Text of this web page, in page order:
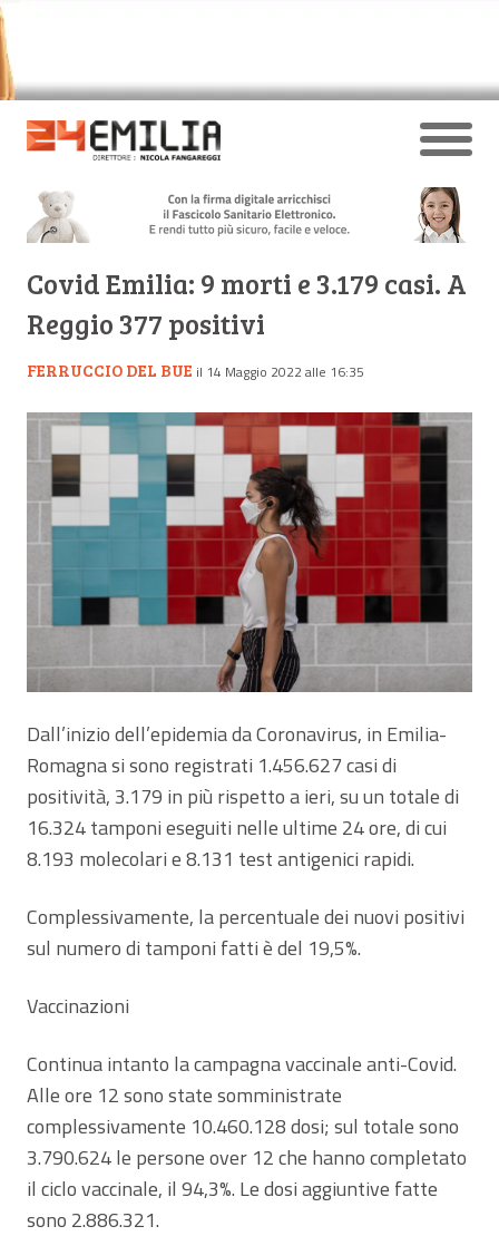
Covid Emilia: 9 morti e 3.179 casi. A
Reggio 377 positivi
FERRUCCIO DEL BUE il 14 Maggio 2022 alle 16:35
Dall’inizio dell’epidemia da Coronavirus, in Emilia-
Romagna si sono registrati 1.456.627 casi di
positività, 3.179 in più rispetto a ieri, su un totale di
16.324 tamponi eseguiti nelle ultime 24 ore, di cui
8.193 molecolari e 8.131 test antigenici rapidi.
Complessivamente, la percentuale dei nuovi positivi
sul numero di tamponi fatti è del 19,5%.
Vaccinazioni
Continua intanto la campagna vaccinale anti-Covid.
Alle ore 12 sono state somministrate
complessivamente 10.460.128 dosi; sul totale sono
3.790.624 le persone over 12 che hanno completato
il ciclo vaccinale, il 94,3%. Le dosi aggiuntive fatte
sono 2.886.321.